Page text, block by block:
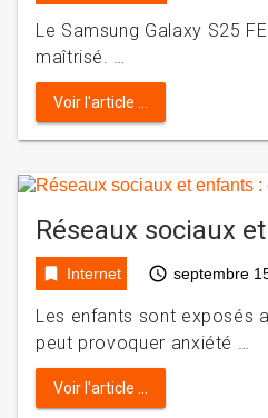
Le Samsung Galaxy S25
maîtrisé. …
Voir l'article ...
Réseaux sociaux
bookmark Internet access_time septembre
Les enfants sont exposés
peut provoquer anxiété …
Voir l'article ...